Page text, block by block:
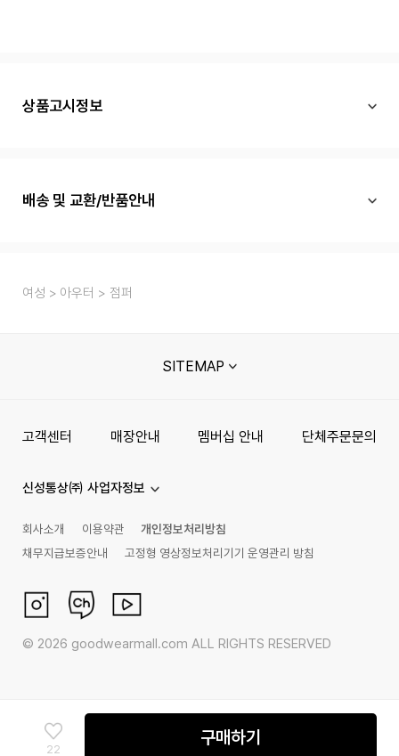
상품고시정보
배송 및 교환/반품안내
여성 아우터 점퍼
22
구매하기
SITEMAP
고객센터 매장안내 멤버십 안내 단체주문문의
신성통상㈜ 사업자정보
회사소개 이용약관
개인정보처리방침
채무지급보증안내
고정형 영상정보처리기기 운영관리 방침
© 2026 goodwearmall.com ALL RIGHTS RESERVED